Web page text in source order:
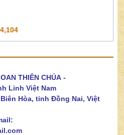
THIÊN CHÚA -
Linh Việt Nam
Hòa, tỉnh Đồng Nai, Việt